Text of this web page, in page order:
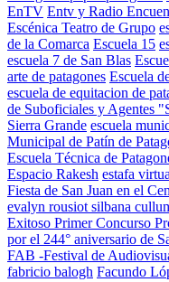
EnTV Entv y Radio
Escénica Teatro de Grupo
de la Comarca Escuela 15
escuela 7 de San Blas
arte de patagones Escuela
escuela de equitacion de
de Suboficiales y Agentes
Sierra Grande escuela
Municipal de Patín de
Escuela Técnica de
Espacio Rakesh estafa
Fiesta de San Juan en el
evalyn rousiot silbana
Exitoso Primer Concurso
por el 244° aniversario de
FAB -Festival de
fabricio balogh Facundo